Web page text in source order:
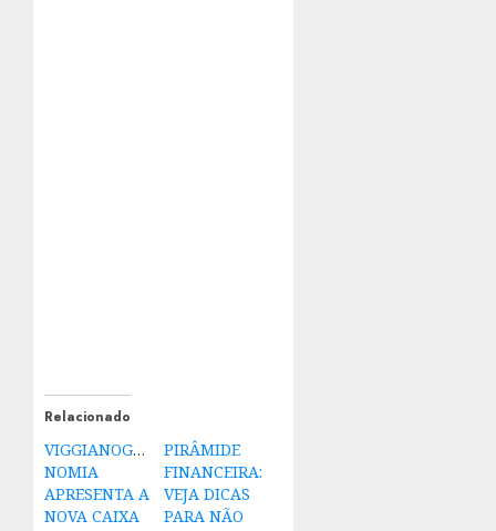
Relacionado
VIGGIANOGASTRO
NOMIA
APRESENTA A
NOVA CAIXA
PIRÂMIDE
FINANCEIRA:
VEJA DICAS
PARA NÃO